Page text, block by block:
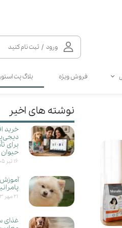
ورود / ثبت نام کنید
حساب کاربری من
تغییر گذر واژه
خروج از حساب
مالت و مولتی ویتامین گربه
انواع اسپری گربه
انواع قطره گربه
مکمل و ویتامین سگ
انواع قطره سگ
انواع اسپری سگ
کرم دست و پای سگ
فروش ویژه بلاگ پت استور
نوشته های اخیر
خرید
برای
۱۶ تیر ۰۵
۲۱ مهر ۰۳